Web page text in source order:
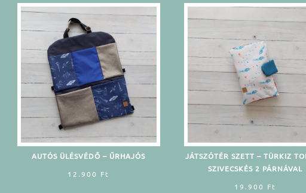
AUTÓS ÜLÉSVÉDŐ – ŰRHAJÓS
12.900 Ft
JÁTSZÓTÉR SZETT – TÜRKIZ
SZIVECSKÉS 2 PÁRNÁVAL
19.900 Ft